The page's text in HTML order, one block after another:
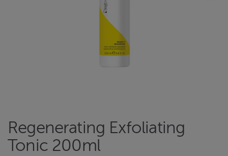
Regenerating Exfoliating
Tonic 200ml